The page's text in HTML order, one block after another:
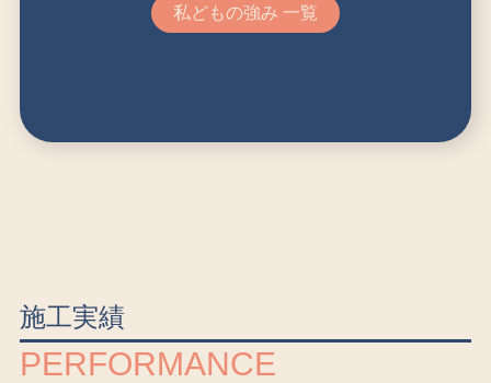
私どもの強み 一覧
施工実績
PERFORMANCE